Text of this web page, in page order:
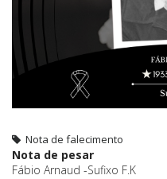
Nota de falecimento
Nota de pesar
Fábio Arnaud -Sufixo F.K